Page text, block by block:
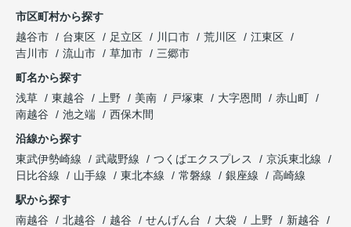
市区町村から探す
越谷市
台東区 足立区 川口市 荒川区
江東区
吉川市
流山市 草加市
三郷市
町名から探す
浅草
東越谷 上野 美南 戸塚東 大字恩間
赤山町
南越谷
池之端
西保木間
沿線から探す
東武伊勢崎線
武蔵野線 つくばエクスプレス
京浜東北線
日比谷線
山手線 東北本線 常磐線 銀座線
高崎線
駅から探す
南越谷
北越谷 越谷 せんげん台 大袋 上野
新越谷